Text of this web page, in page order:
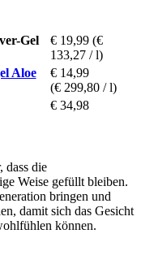
Gel
€ 19,99 (€
133,27 / l)
Aloe
€ 14,99
(€ 299,80 / l)
€ 34,98
dass die
Weise gefüllt bleiben.
bringen und
damit sich das Gesicht
können.